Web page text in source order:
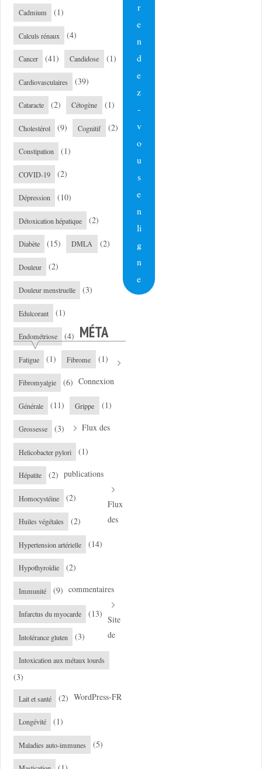
Cadmium (1)
Calculs rénaux (4)
Cancer (41) Candidose (1)
Cardiovasculaires (39)
Cataracte (2) Cétogène (1)
Cholestérol (9) Cognitif (2)
Constipation (1)
COVID-19 (2)
Dépression (10)
Détoxication hépatique (2)
Diabète (15) DMLA (2)
Douleur (2)
Douleur menstruelle (3)
Edulcorant (1)
Endométriose (4)
Fatigue (1) Fibrome (1)
Fibromyalgie (6)
Générale (11) Grippe (1)
Grossesse (3)
Helicobacter pylori (1)
Hépatite (2)
Homocystéine (2)
Huiles végétales (2)
Hypertension artérielle (14)
Hypothyroïdie (2)
Immunité (9)
Infarctus du myocarde (13)
Intolérance gluten (3)
Intoxication aux métaux lourds
(3)
Lait et santé (2)
Longévité (1)
Maladies auto-immunes (5)
r
e
n
d
e
z
-
v
o
u
s
e
n
li
g
n
e
MÉTA
Connexion
Flux des
publications
Flux
des
commentaires
Site
de
WordPress-FR